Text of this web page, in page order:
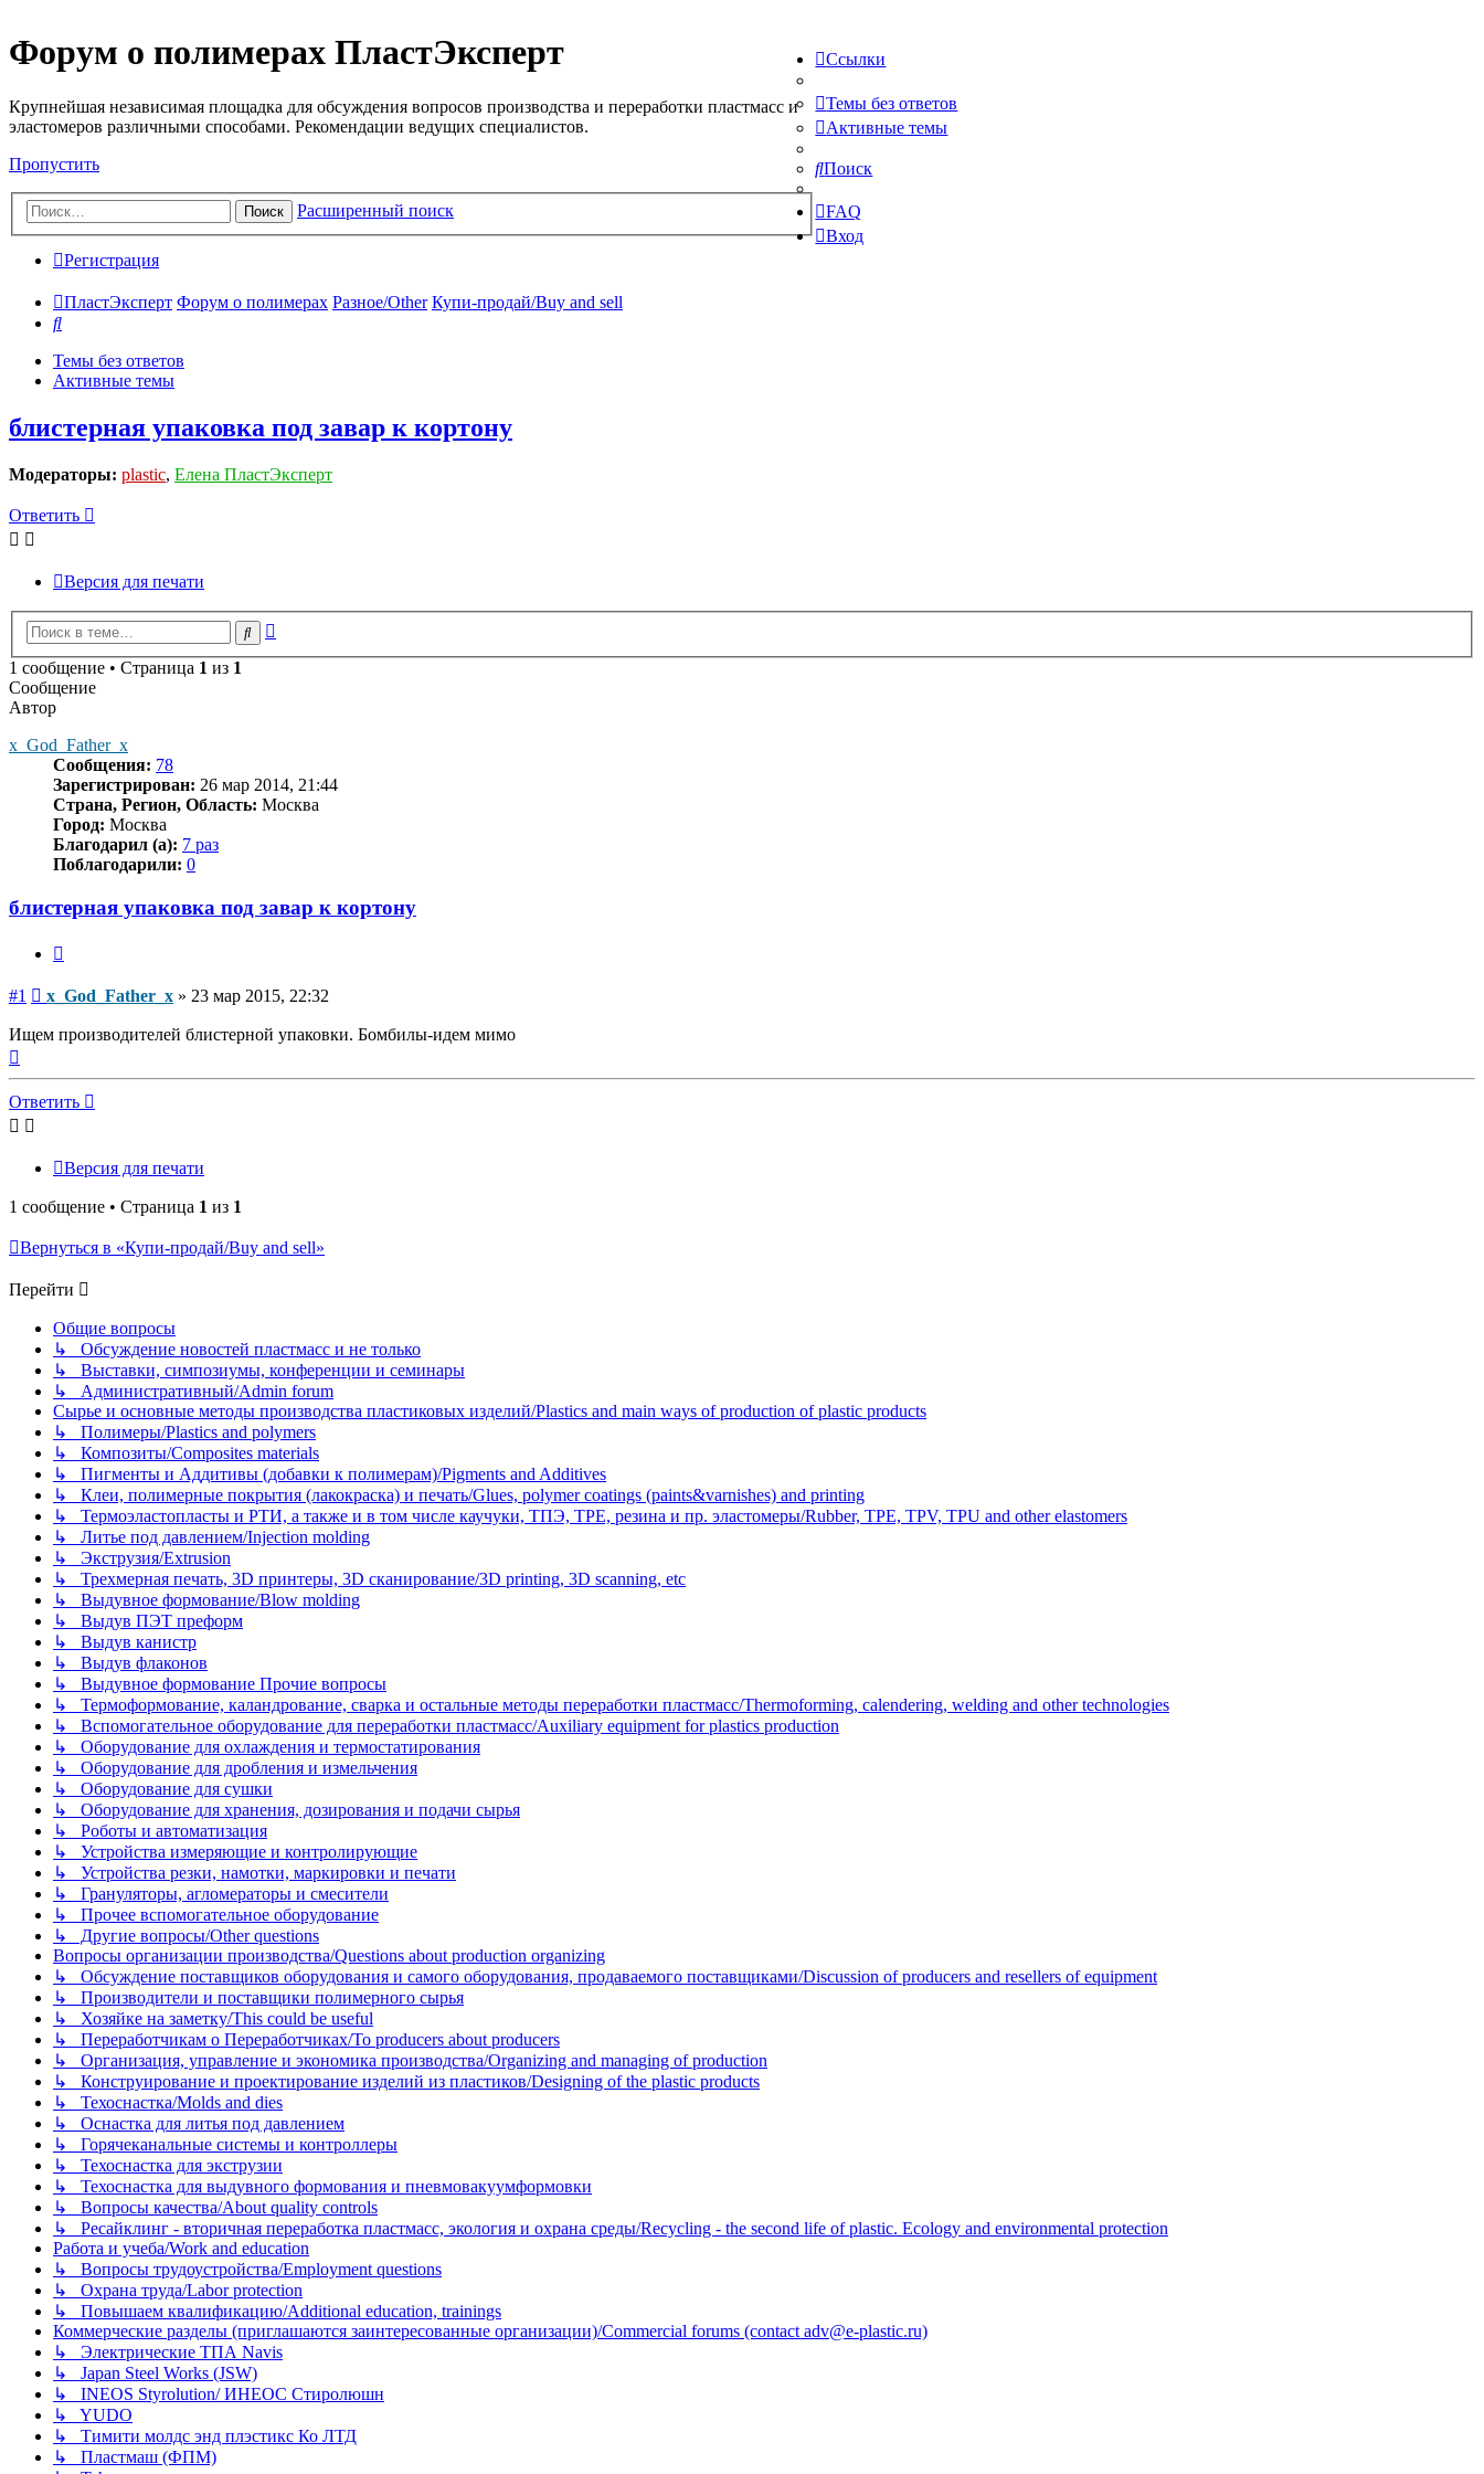
Форум о полимерах ПластЭксперт
Крупнейшая независимая площадка для обсуждения вопросов производства и переработки пластмасс и
эластомеров различными способами. Рекомендации ведущих специалистов.
Пропустить
Поиск Расширенный поиск
Ссылки
Темы без ответов
Активные темы
Поиск
FAQ
Вход
Регистрация
ПластЭксперт Форум о полимерах Разное/Other Купи-продай/Buy and sell
Поиск
Темы без ответов
Активные темы
блистерная упаковка под завар к кортону
Модераторы: plastic, Елена ПластЭксперт
Ответить
Версия для печати
Поиск
1 сообщение • Страница 1 из 1
Сообщение
Автор
x_God_Father_x
Сообщения: 78
Зарегистрирован: 26 мар 2014, 21:44
Страна, Регион, Область: Москва
Город: Москва
Благодарил (а): 7 раз
Поблагодарили: 0
блистерная упаковка под завар к кортону
#1 Сообщение
x_God_Father_x » 23 мар 2015, 22:32
Ищем производителей блистерной упаковки. Бомбилы-идем мимо
началу
Ответить
Версия для печати
1 сообщение • Страница 1 из 1
Вернуться в «Купи-продай/Buy and sell»
Перейти
Общие вопросы
↳ Обсуждение новостей пластмасс и не только
↳ Выставки, симпозиумы, конференции и семинары
↳ Административный/Admin forum
Сырье и основные методы производства пластиковых изделий/Plastics and main ways of production of plastic products
↳ Полимеры/Plastics and polymers
↳ Композиты/Сomposites materials
↳ Пигменты и Аддитивы (добавки к полимерам)/Pigments and Additives
↳ Клеи, полимерные покрытия (лакокраска) и печать/Glues, polymer coatings (paints&varnishes) and printing
↳ Термоэластопласты и РТИ, а также и в том числе каучуки, ТПЭ, TPE, резина и пр. эластомеры/Rubber, TPE, TPV, TPU and other elastomers
↳ Литье под давлением/Injection molding
↳ Экструзия/Extrusion
↳ Трехмерная печать, 3D принтеры, 3D сканирование/3D printing, 3D scanning, etc
↳ Выдувное формование/Blow molding
↳ Выдув ПЭТ преформ
↳ Выдув канистр
↳ Выдув флаконов
↳ Выдувное формование Прочие вопросы
↳ Термоформование, каландрование, сварка и остальные методы переработки пластмасс/Thermoforming, calendering, welding and other technologies
↳ Вспомогательное оборудование для переработки пластмасс/Auxiliary equipment for plastics production
↳ Оборудование для охлаждения и термостатирования
↳ Оборудование для дробления и измельчения
↳ Оборудование для сушки
↳ Оборудование для хранения, дозирования и подачи сырья
↳ Роботы и автоматизация
↳ Устройства измеряющие и контролирующие
↳ Устройства резки, намотки, маркировки и печати
↳ Грануляторы, агломераторы и смесители
↳ Прочее вспомогательное оборудование
↳ Другие вопросы/Other questions
Вопросы организации производства/Questions about production organizing
↳ Обсуждение поставщиков оборудования и самого оборудования, продаваемого поставщиками/Discussion of producers and resellers of equipment
↳ Производители и поставщики полимерного сырья
↳ Хозяйке на заметку/This could be useful
↳ Переработчикам о Переработчиках/To producers about producers
↳ Организация, управление и экономика производства/Organizing and managing of production
↳ Конструирование и проектирование изделий из пластиков/Designing of the plastic products
↳ Техоснастка/Molds and dies
↳ Оснастка для литья под давлением
↳ Горячеканальные системы и контроллеры
↳ Техоснастка для экструзии
↳ Техоснастка для выдувного формования и пневмовакуумформовки
↳ Вопросы качества/About quality controls
↳ Ресайклинг - вторичная переработка пластмасс, экология и охрана среды/Recycling - the second life of plastic. Ecology and environmental protection
Работа и учеба/Work and education
↳ Вопросы трудоустройства/Employment questions
↳ Охрана труда/Labor protection
↳ Повышаем квалификацию/Additional education, trainings
Коммерческие разделы (приглашаются заинтересованные организации)/Commercial forums (contact adv@e-plastic.ru)
↳ Электрические ТПА Navis
↳ Japan Steel Works (JSW)
↳ INEOS Styrolution/ ИНЕОС Стиролюшн
↳ YUDO
↳ Тимити молдс энд плэстикс Ко ЛТД
↳ Пластмаш (ФПМ)